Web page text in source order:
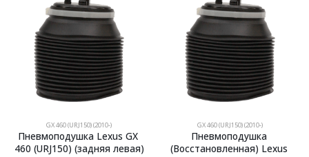
GX 460 (URJ150) (2010-)
Пневмоподушка Lexus GX
460 (URJ150) (задняя левая)
GX 460 (URJ150) (2010-)
Пневмоподушка
(Восстановленная) Lexus